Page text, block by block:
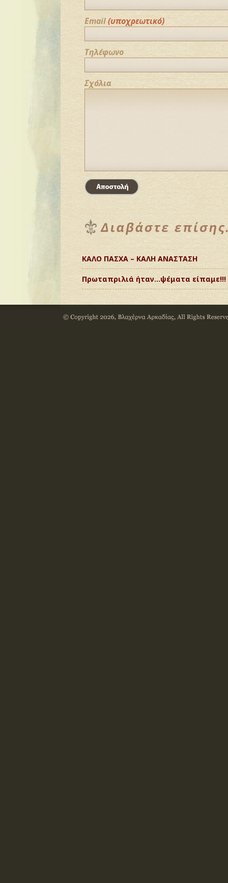
Email(υποχρεωτικό)
Τηλέφωνο
Σχόλια
ΚΑΛΟ ΠΑΣΧΑ – ΚΑΛΗ ΑΝΑΣΤΑΣΗ
Πρωταπριλιά ήταν…ψέματα είπαμε!!!